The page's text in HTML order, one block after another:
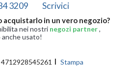
3209 Scrivici
acquistarlo in un vero negozio?
nei nostri negozi partner,
usato!
4712928545261 Stampa